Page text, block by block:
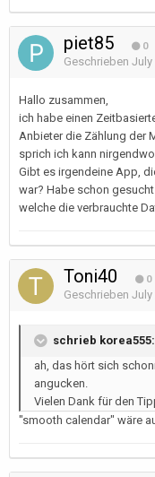
piet85 0
Geschrieben July
Hallo zusammen,
ich habe einen
Anbieter die Zählung der
sprich ich kann
Gibt es irgendeine App,
war? Habe schon
welche die verbrauchte
Toni40 0
Geschrieben July
schrieb korea555:
ah, das hört sich
angucken.
Vielen Dank für den
"smooth calendar" wäre